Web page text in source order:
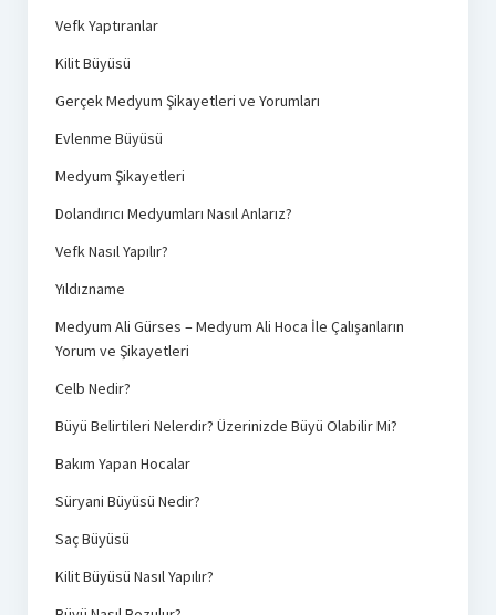
Vefk Yaptıranlar
Kilit Büyüsü
Gerçek Medyum Şikayetleri ve Yorumları
Evlenme Büyüsü
Medyum Şikayetleri
Dolandırıcı Medyumları Nasıl Anlarız?
Vefk Nasıl Yapılır?
Yıldızname
Medyum Ali Gürses – Medyum Ali Hoca İle Çalışanların
Yorum ve Şikayetleri
Celb Nedir?
Büyü Belirtileri Nelerdir? Üzerinizde Büyü Olabilir Mi?
Bakım Yapan Hocalar
Süryani Büyüsü Nedir?
Saç Büyüsü
Kilit Büyüsü Nasıl Yapılır?